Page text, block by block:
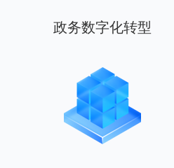
政务数字化转型
适用范围：雨衣,手套(服装)（被驳回商品：腰带,帽,鞋,袜,婴儿全套衣,游泳衣,围巾,服装）